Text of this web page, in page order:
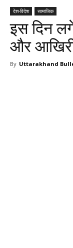
देश-विदेश सामाजिक
इस दिन
और
By Uttarakhand